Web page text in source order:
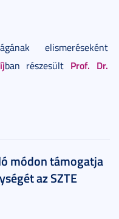
elismeréseként
ban részesült Prof. Dr.
módon támogatja
az SZTE